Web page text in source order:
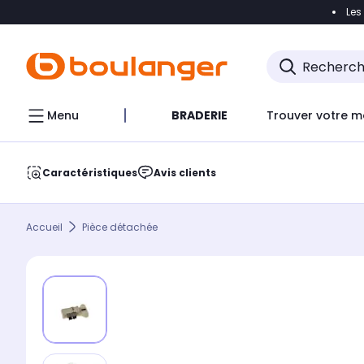
Accéder
Menu BRADERIE Trouver votre
Caractéristiques Avis clients
Accueil Pièce détachée